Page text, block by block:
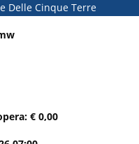
Delle Cinque Terre
€ 0,00